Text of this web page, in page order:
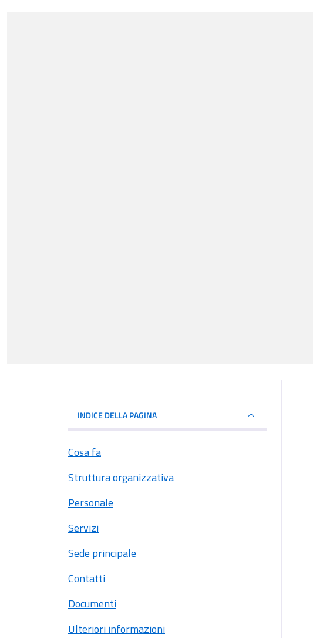
INDICE DELLA PAGINA
Cosa fa
Struttura organizzativa
Personale
Servizi
Sede principale
Contatti
Documenti
Ulteriori informazioni